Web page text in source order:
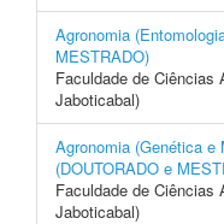
Agronomia
MESTRADO)
Faculdade de Ciências
Jaboticabal)
Agronomia (Genética e
(DOUTORADO e
Faculdade de Ciências
Jaboticabal)